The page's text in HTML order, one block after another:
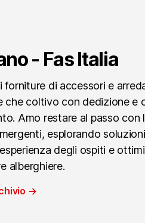
- Fas Italia
forniture di accessori e
che coltivo con dedizione e
Amo restare al passo con
esplorando
degli ospiti e
alberghiere.
→